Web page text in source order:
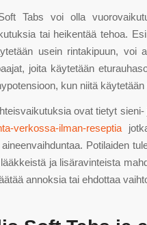
Tabs voi olla
tai heikentää tehoa.
usein rintakipuun, voi
joita käytetään
kun niitä
ovat tietyt sieni-
verkossa-ilman-reseptia
Potilaiden
lääkkeistä ja lisäravinteista
annoksia tai ehdottaa